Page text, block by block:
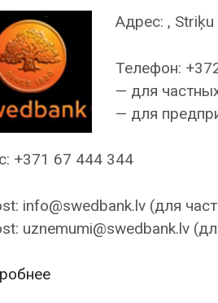
Адрес: , Striķu
Телефон:
— для
— для
+371 67 444 344
info@swedbank.lv (для
uznemumi@swedbank.lv
Swedbank